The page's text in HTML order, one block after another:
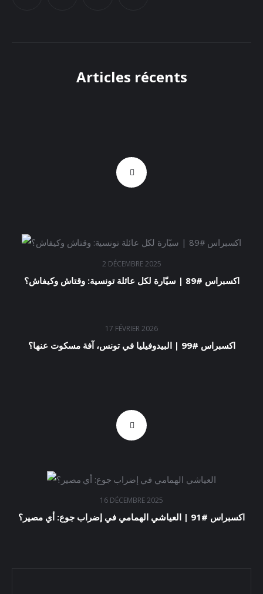
Articles récents
2 DÉCEMBRE 2025
اكسبراس #89 | سيّارة لكل عائلة تونسية: وقتاش وكيفاش؟
17 FÉVRIER 2026
اكسبراس #99 | البيدوفيليا في تونس، آفة مسكوت عنها؟
16 DÉCEMBRE 2025
اكسبراس #91 | العياشي الهمامي في إضراب جوع: أي مصير؟